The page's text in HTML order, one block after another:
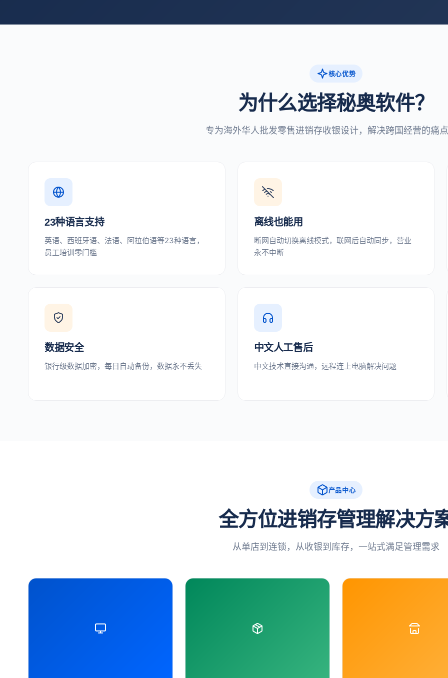
核心优势
为什么选择秘奥软件？
专为海外华人批发零售进销存收银设计，解决跨国经营的痛
23种语言支持
英语、西班牙语、法语、阿拉伯语等23种语言，
员工培训零门槛
离线也能用
断网自动切换离线模式，联网后自动同步，营业
永不中断
数据安全
银行级数据加密，每日自动备份，数据永不丢失
中文人工售后
中文技术直接沟通，远程连上电脑解决问题
产品中心
全方位进销存管理解决方
从单店到连锁，从收银到库存，一站式满足管理需求